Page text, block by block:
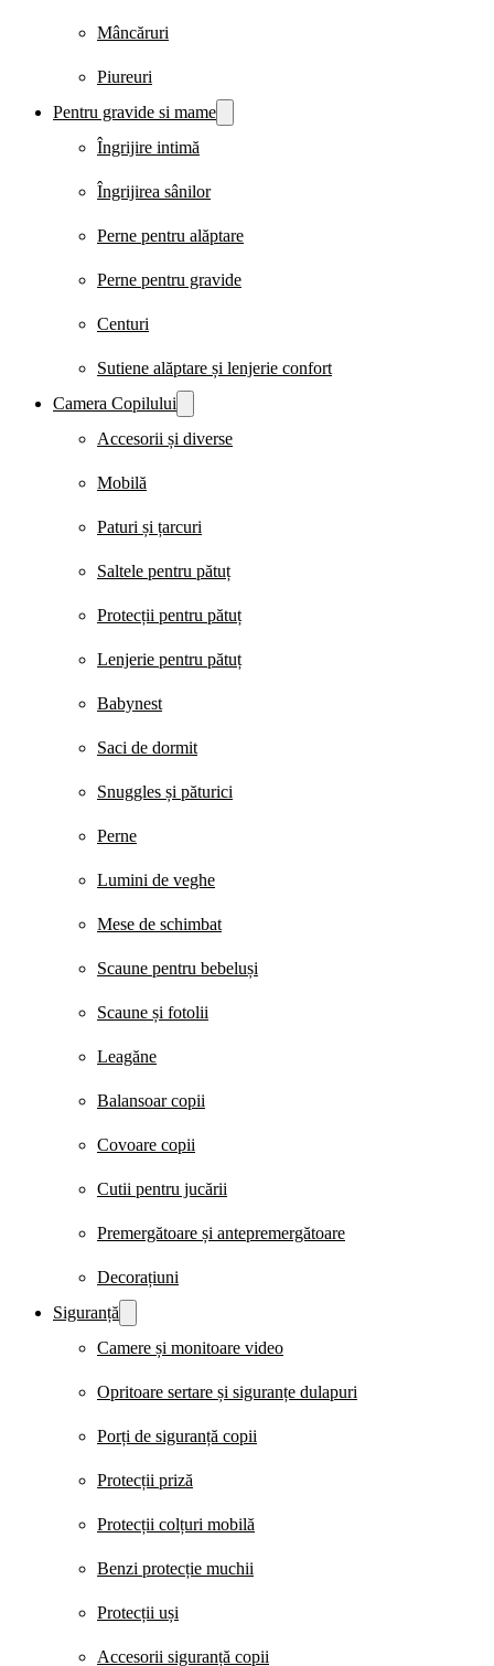
Mâncăruri
Piureuri
Pentru gravide si mame
Îngrijire intimă
Îngrijirea sânilor
Perne pentru alăptare
Perne pentru gravide
Centuri
Sutiene alăptare și lenjerie confort
Camera Copilului
Accesorii și diverse
Mobilă
Paturi și țarcuri
Saltele pentru pătuț
Protecții pentru pătuț
Lenjerie pentru pătuț
Babynest
Saci de dormit
Snuggles și păturici
Perne
Lumini de veghe
Mese de schimbat
Scaune pentru bebeluși
Scaune și fotolii
Leagăne
Balansoar copii
Covoare copii
Cutii pentru jucării
Premergătoare și antepremergătoare
Decorațiuni
Siguranță
Camere și monitoare video
Opritoare sertare și siguranțe dulapuri
Porți de siguranță copii
Protecții priză
Protecții colțuri mobilă
Benzi protecție muchii
Protecții uși
Accesorii siguranță copii